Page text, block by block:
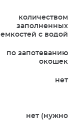
количеством
заполненных
емкостей с водой
по запотеванию
окошек
нет
нет (нужно